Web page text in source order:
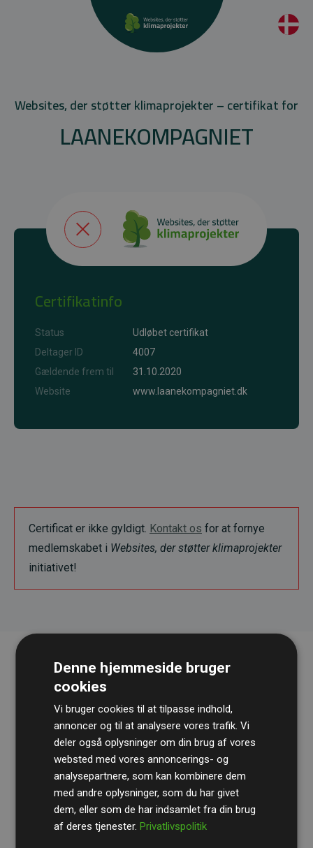
Websites, der støtter klimaprojekter – certifikat for
LAANEKOMPAGNIET
Certifikatinfo
Status
Udløbet certifikat
Deltager ID
4007
Gældende frem til
31.10.2020
Website
www.laanekompagniet.dk
Certificat er ikke gyldigt. Kontakt os for at fornye
medlemskabet i Websites, der støtter klimaprojekter
initiativet!
RevisionshusetBDOgennemgår løbende vores
beregninger og metode for at sikre gennemsigtighed
og pålidelighed.
Deres revision dokumenterer, at vores investeringer i
Denne hjemmeside bruger
cookies
Vi bruger cookies til at tilpasse indhold,
annoncer og til at analysere vores trafik. Vi
deler også oplysninger om din brug af vores
websted med vores annoncerings- og
analysepartnere, som kan kombinere dem
med andre oplysninger, som du har givet
dem, eller som de har indsamlet fra din brug
af deres tjenester.Privatlivspolitik